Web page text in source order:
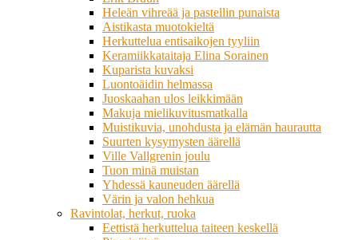
Heleän vihreää ja pastellin punaista
Aistikasta muotokieltä
Herkuttelua entisaikojen tyyliin
Keramiikkataitaja Elina Sorainen
Kuparista kuvaksi
Luontoäidin helmassa
Juoskaahan ulos leikkimään
Makuja mielikuvitusmatkalla
Muistikuvia, unohdusta ja elämän haurautta
Suurten kysymysten äärellä
Ville Vallgrenin joulu
Tuon minä muistan
Yhdessä kauneuden äärellä
Värin ja valon hehkua
Ravintolat, herkut, ruoka
Eettistä herkuttelua taiteen keskellä